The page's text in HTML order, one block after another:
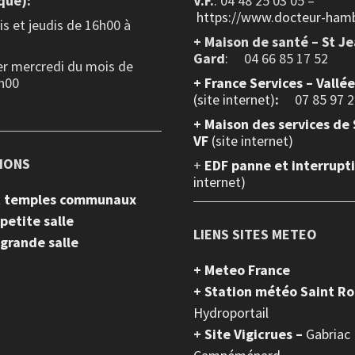
et jeudis de 16h00 à
mercredi du mois de
temples communaux
salle
salle
https://www.docteur-
+ Maison de santé – St
Gard: 04 66 85 17 52
+ France Services –
(site internet):
07 85 97
+ Maison des services
VF (site internet)
+ EDF panne et
internet)
LIENS SITES METEO
+ Meteo France
+ Station météo Saint
Hydroportail
+ Site Vigicrues –